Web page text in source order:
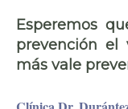
Esperemos
prevención el
más vale